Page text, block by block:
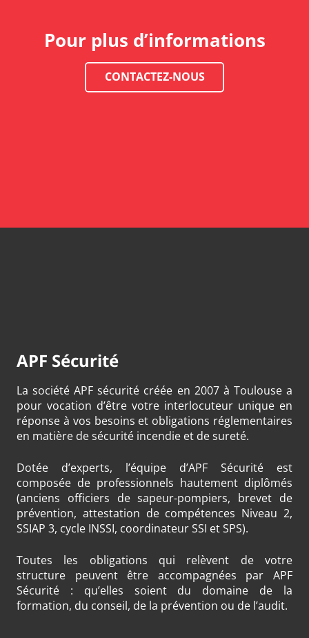
Pour plus d’informations
CONTACTEZ-NOUS
APF Sécurité
La société APF sécurité créée en 2007 à Toulouse a
pour vocation d’être votre interlocuteur unique en
réponse à vos besoins et obligations réglementaires
en matière de sécurité incendie et de sureté.
Dotée d’experts, l’équipe d’APF Sécurité est
composée de professionnels hautement diplômés
(anciens officiers de sapeur-pompiers, brevet de
prévention, attestation de compétences Niveau 2,
SSIAP 3, cycle INSSI, coordinateur SSI et SPS).
Toutes les obligations qui relèvent de votre
structure peuvent être accompagnées par APF
Sécurité : qu’elles soient du domaine de la
formation, du conseil, de la prévention ou de l’audit.